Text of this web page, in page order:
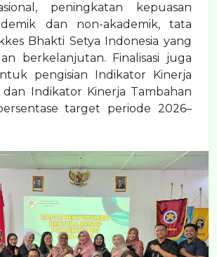
peningkatan kepuasan
dan non-akademik, tata
Bhakti Setya Indonesiayang
berkelanjutan. Finalisasi juga
pengisian Indikator Kinerja
dan Indikator Kinerja Tambahan
target periode 2026–